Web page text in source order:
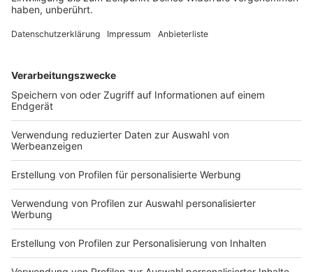
nicht ausgegeben. Geht es nach Trainer-Urgestein
und den Franken ganz nach oben.
DEINE GEMERKTEN ARTIKEL
Du hast dir noch keine Artikel gemerkt
Markiere sie hierfür mit einem